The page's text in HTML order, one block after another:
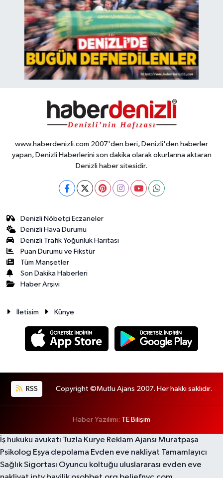
www.haberdenizli.com 2007'den beri, Denizli'den haberler
yapan, Denizli Haberlerini son dakika olarak okurlarına aktaran
Denizli haber sitesidir.
Denizli Nöbetçi Eczaneler
Denizli Hava Durumu
Denizli Trafik Yoğunluk Haritası
Puan Durumu ve Fikstür
Tüm Manşetler
Son Dakika Haberleri
Haber Arşivi
İletisim Künye
RSS Copyright ©Mutlu Ajans 2007. Her hakkı saklıdır.
Haber Yazılımı: TE Bilişim
İş hukuku avukatı Tuzla Kurye Reklam Ajansı Muratpaşa
Psikolog Eşya depolama Evden eve nakliyat Tamamlayıcı
Sağlık Sigortası Oyuncu koltuğu uluslararası evden eve